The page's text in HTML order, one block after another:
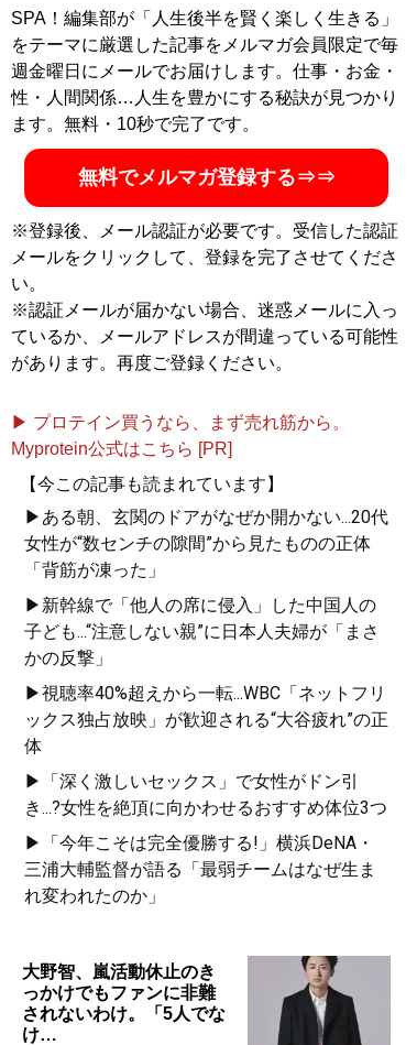
会社に就職。プロ野球、MLB、NFLの業務などに携わ
る。現在は、MLBを中心とした野球記事、および競馬情
報サイトにて競馬記事を執筆中。
記事一覧へ
SPA！編集部が「人生後半を賢く楽しく生きる」
をテーマに厳選した記事をメルマガ会員限定で毎
週金曜日にメールでお届けします。仕事・お金・
性・人間関係…人生を豊かにする秘訣が見つかり
ます。無料・10秒で完了です。
無料でメルマガ登録する⇒⇒
※登録後、メール認証が必要です。受信した認証
メールをクリックして、登録を完了させてくださ
い。
※認証メールが届かない場合、迷惑メールに入っ
ているか、メールアドレスが間違っている可能性
があります。再度ご登録ください。
▶ プロテイン買うなら、まず売れ筋から。
Myprotein公式はこちら [PR]
【今この記事も読まれています】
▶ある朝、玄関のドアがなぜか開かない...20代
女性が“数センチの隙間”から見たものの正体
「背筋が凍った」
▶新幹線で「他人の席に侵入」した中国人の
子ども...“注意しない親”に日本人夫婦が「まさ
かの反撃」
▶視聴率40%超えから一転...WBC「ネットフリ
ックス独占放映」が歓迎される“大谷疲れ”の正
体
▶「深く激しいセックス」で女性がドン引
き...?女性を絶頂に向かわせるおすすめ体位3つ
▶「今年こそは完全優勝する!」横浜DeNA・
三浦大輔監督が語る「最弱チームはなぜ生ま
れ変われたのか」
大野智、嵐活動休止のき
っかけでもファンに非難
されないわけ。「5人でな
け…